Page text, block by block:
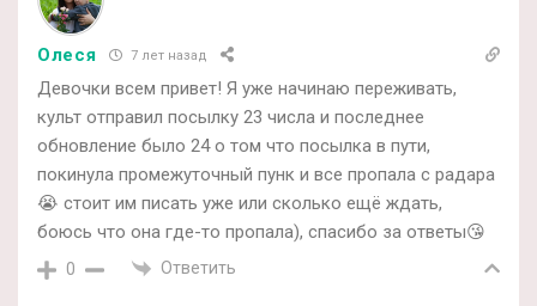
Олеся 7 лет назад
Девочки всем привет! Я уже начинаю переживать,
культ отправил посылку 23 числа и последнее
обновление было 24 о том что посылка в пути,
покинула промежуточный пунк и все пропала с радара
😭 стоит им писать уже или сколько ещё ждать,
боюсь что она где-то пропала), спасибо за ответы😘
0 Ответить